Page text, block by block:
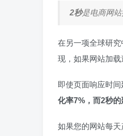
2秒是电商网站
在另一项全球研究
现，如果网站加载
即使页面响应时间
化率7%，而2秒
如果您的网站每天